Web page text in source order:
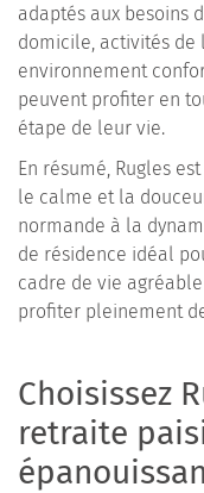
adaptés aux besoins
domicile, activités de
environnement
peuvent profiter en
étape de leur vie.
En résumé, Rugles
le calme et la
normande à la
de résidence idéal
cadre de vie
profiter pleinement
Choisissez
retraite